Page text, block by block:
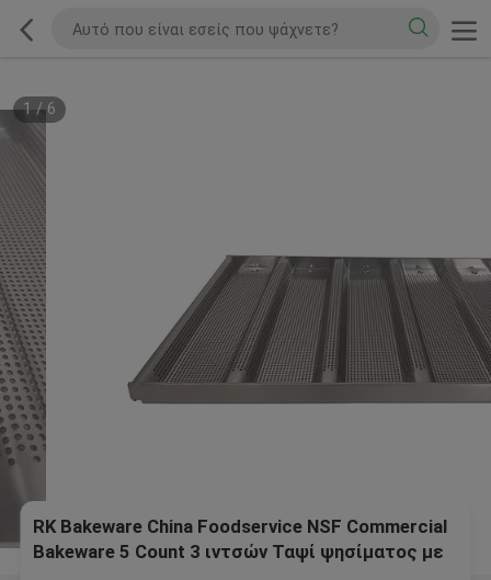
1 /6
RK Bakeware China Foodservice NSF Commercial
Bakeware 5 Count 3 ιντσών Ταψί ψησίματος με